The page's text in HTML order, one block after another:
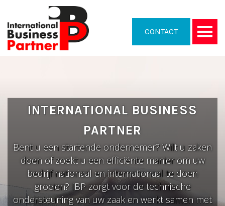
CONTACT
INTERNATIONAL BUSINESS
PARTNER
Bent u een startende ondernemer? Wilt u zaken
doen of zoekt u een efficiënte manier om uw
bedrijf nationaal en internationaal te doen
groeien? IBP zorgt voor de technische
ondersteuning van uw zaak en werkt samen met